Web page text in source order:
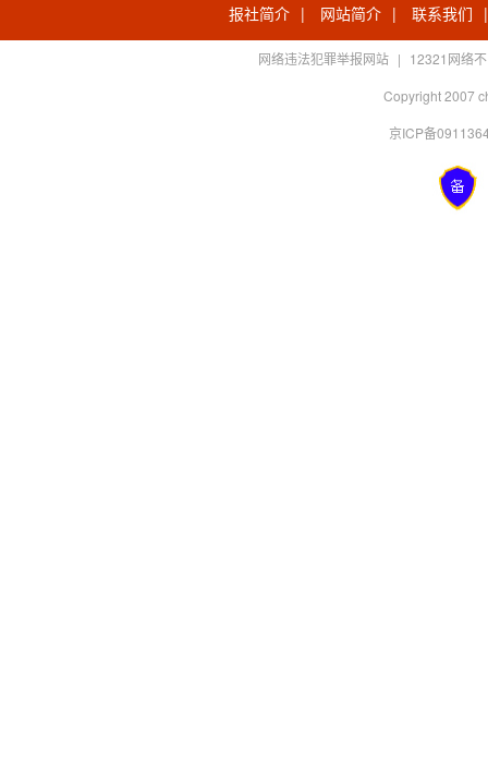
报社简介 | 网站简介 | 联系我们
网络违法犯罪举报网站 | 12321网络
Copyright 2007
京ICP备